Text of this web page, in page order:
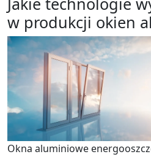
w produkcji okien
Okna aluminiowe